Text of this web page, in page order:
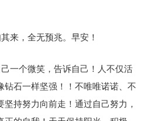
来，全无预兆。早安！
一个微笑，告诉自己！人不仅活
钻石一样坚强！！不唯唯诺诺、不
持努力向前走！通过自己努力，